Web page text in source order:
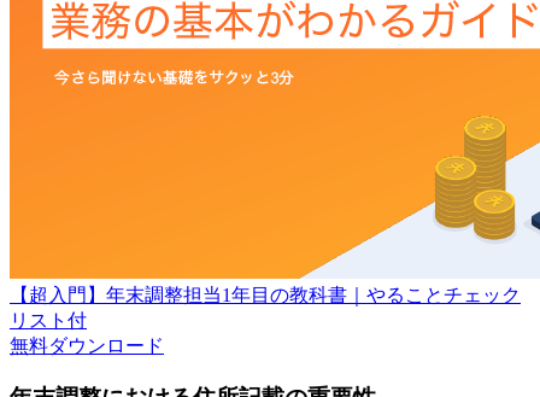
【超入門】年末調整担当1年目の教科書｜やることチェック
リスト付
無料ダウンロード